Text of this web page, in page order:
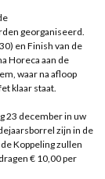
georganiseerd.
en Finish van de
Horeca aan de
waar na afloop
klaar staat.
23 december in uw
zijn in de
Koppeling zullen
€ 10,00 per